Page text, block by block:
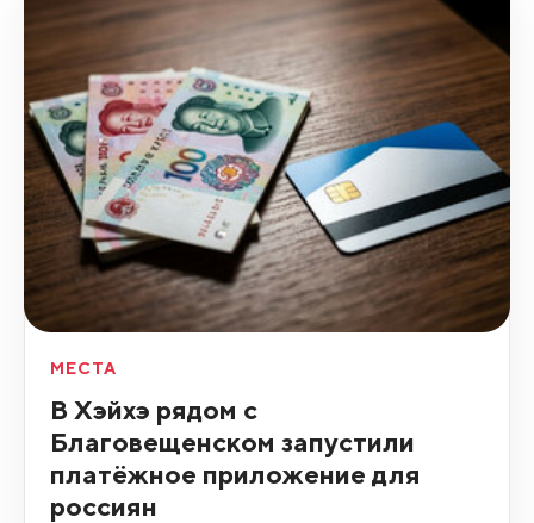
МЕСТА
В Хэйхэ рядом с
Благовещенском запустили
платёжное приложение для
россиян